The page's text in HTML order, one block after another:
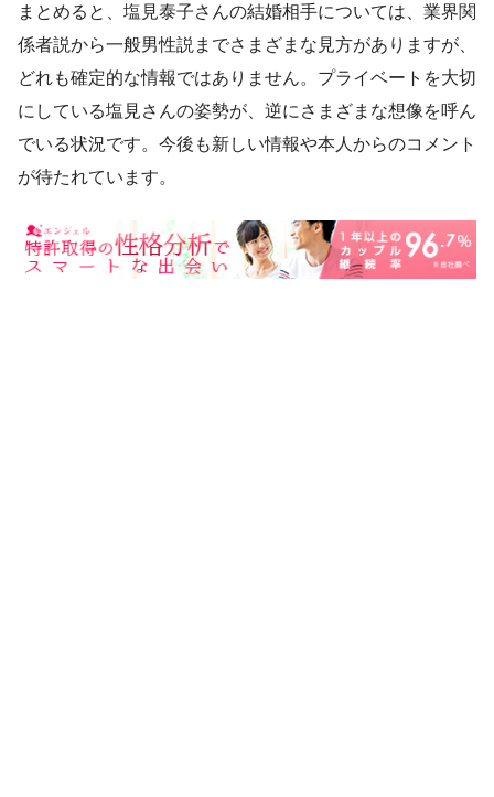
まとめると、塩見泰子さんの結婚相手については、業界関
係者説から一般男性説までさまざまな見方がありますが、
どれも確定的な情報ではありません。プライベートを大切
にしている塩見さんの姿勢が、逆にさまざまな想像を呼ん
でいる状況です。今後も新しい情報や本人からのコメント
が待たれています。